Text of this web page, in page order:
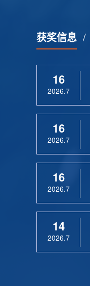
获奖信息 /
16
2026.7
16
2026.7
16
2026.7
14
2026.7